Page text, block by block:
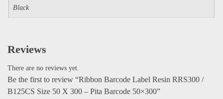
Black
Reviews
There are no reviews yet.
Be the first to review “Ribbon Barcode Label Resin RRS300 /
B125CS Size 50 X 300 – Pita Barcode 50×300”